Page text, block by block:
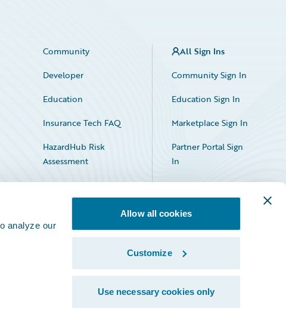
analyze our
Allow all cookies
Customize
Use necessary cookies only
Community
Developer
Education
Insurance Tech FAQ
HazardHub Risk
Assessment
All Sign Ins
Community Sign In
Education Sign In
Marketplace Sign In
Partner Portal Sign
In
Facebook
X LinkedIn